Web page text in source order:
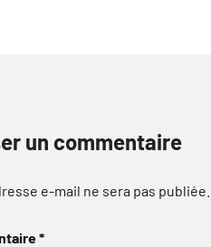
un commentaire
e-mail ne sera pas publiée.
*